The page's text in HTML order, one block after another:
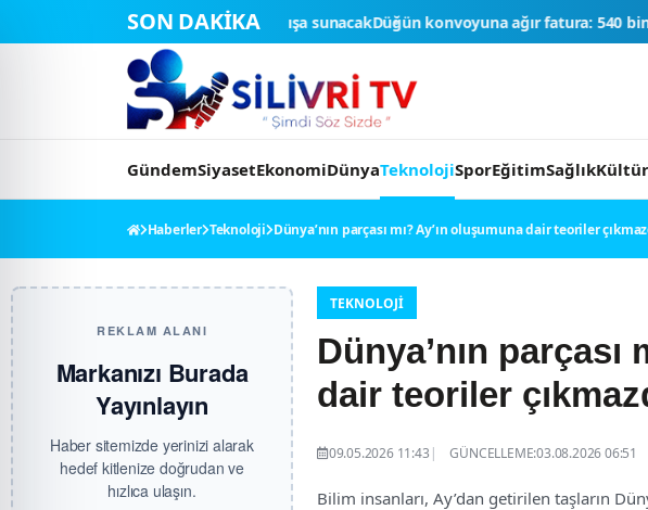
SON DAKİKA
ihaleyle satışa sunacakDüğün konvoyuna ağır fatura: 540 bin lira ceza, 6 araç
GündemSiyasetEkonomiDünyaTeknolojiSporEğitimSağlık
Haberler Teknoloji Dünya’nın parçası mı? Ay’ın oluşumuna dair teoriler
REKLAM ALANI
Markanızı Burada
Yayınlayın
Haber sitemizde yerinizi alarak
hedef kitlenize doğrudan ve
hızlıca ulaşın.
TEKNOLOJI
Dünya’nın parçası
dair teoriler
09.05.2026 11:43 GÜNCELLEME:03.08.2026 06:51
Bilim insanları, Ay’dan getirilen taşların